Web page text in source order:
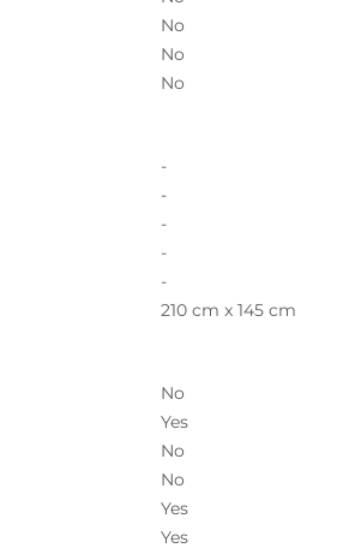
No
No
No
-
-
-
-
-
210 cm x 145 cm
No
Yes
No
No
Yes
Yes